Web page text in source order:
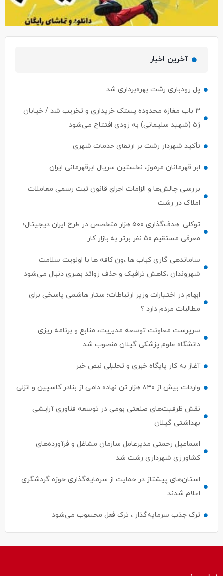
آخرین اخبار
پل رودباری رشت بهره‌برداری شد
۳ باب مغازه محدوده پستک خریداری و تخریب شد / خیابان
ژ۵ (شهید سلیمانی) به زودی افتتاح می‌شود
تأکید شهردار رشت بر ارتقای خدمات شهری
ابر قهرمانان مرموز، نخستین سریال ابرقهرمانی ایران
بررسی چالش‌ها و الزامات اجرای قانون ثبت رسمی معاملات
املاک در رشت
توکلی: هدف‌گذاری ۵۰۰ هزار متخصص در طرح ایران دیجیتال؛
معرفی مستقیم ۵۰ نفر برتر به بازار کار
ساماندهی گاری کباب ها ،ون کافه ها با اولویت سلامت
شهروندان ،کاهش ترافیک و حذف زوائد بصری دنبال می‌شود
ابهام در اختیارات وزیر ارتباطات؛ ستار هاشمی پاسخی برای
مطالبات مردم دارد ؟
سرپرست معاونت توسعه مدیریت، منابع و برنامه ریزی
دانشگاه علوم پزشکی گیلان منصوب شد
آغاز به کار پایگاه خبری و تحلیلی نبض خبر
واردات بیش از ۸۴۰ هزار تن نهاده دامی از بنادر كاسپین و انزلی
نقش ظرفیت‌های صنعتی بومی در توسعه فناوری آرایشی–
بهداشتی گیلان
اسماعیل رحمتی مدیرعامل سازمان مشاغل و فرآورده‌های
کشاورزی شهرداری رشت شد
استان‌های پیشتاز در حمایت از سرمایه‌گذاری حوزه گردشگری
اعلام شدند
ترک جذب سرمایه‌گذار ، ترک فعل محسوب می‌شود